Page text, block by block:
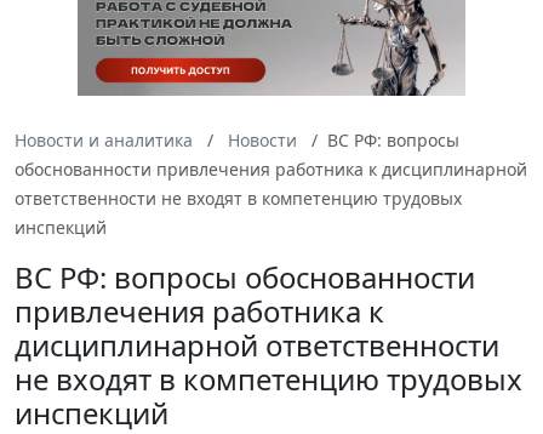
Новости и аналитика Новости
ВС РФ: вопросы
обоснованности привлечения работника к дисциплинарной
ответственности не входят в компетенцию трудовых
инспекций
ВС РФ: вопросы обоснованности
привлечения работника к
дисциплинарной ответственности
не входят в компетенцию трудовых
инспекций